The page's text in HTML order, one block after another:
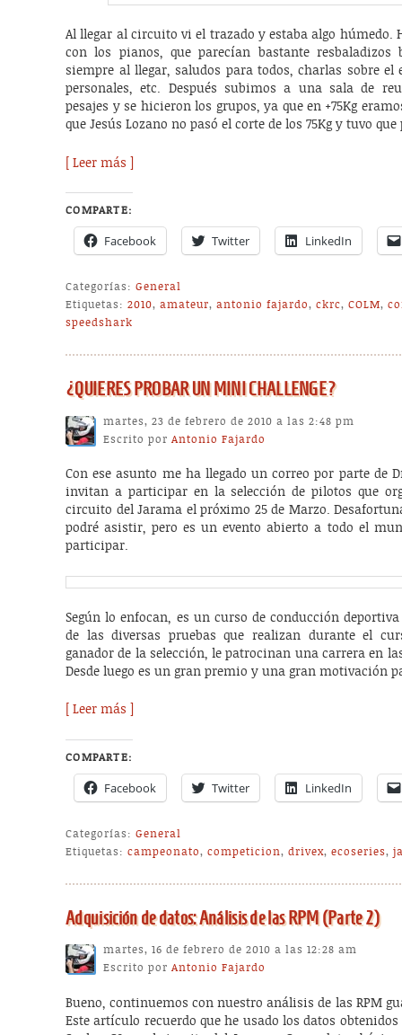
Al llegar al circuito vi el trazado y estaba algo húmedo.
con los pianos, que parecían bastante resbaladizos
siempre al llegar, saludos para todos, charlas sobre el
personales, etc. Después subimos a una sala de
pesajes y se hicieron los grupos, ya que en +75Kg
que Jesús Lozano no pasó el corte de los 75Kg y tuvo
[ Leer más ]
COMPARTE:
Facebook Twitter LinkedIn
Categorías: General
Etiquetas: 2010,amateur,antonio fajardo,ckrc,COLM,
speedshark
¿QUIERES PROBAR UN MINI CHALLENGE?‏
martes, 23 de febrero de 2010 a las 2:48 pm
Escrito porAntonio Fajardo
Con ese asunto me ha llegado un correo por parte de
invitan a participar en la selección de pilotos que
circuito del Jarama el próximo 25 de Marzo.
podré asistir, pero es un evento abierto a todo el
participar.
Según lo enfocan, es un curso de conducción
de las diversas pruebas que realizan durante el
ganador de la selección, le patrocinan una carrera en
Desde luego es un gran premio y una gran motivación
[ Leer más ]
COMPARTE:
Facebook Twitter LinkedIn
Categorías: General
Etiquetas: campeonato,competicion,drivex,ecoseries,
Adquisición de datos: Análisis de las RPM (Parte 2)
martes, 16 de febrero de 2010 a las 12:28 am
Escrito porAntonio Fajardo
Bueno, continuemos con nuestro análisis de las RPM
Este artículo recuerdo que he usado los datos